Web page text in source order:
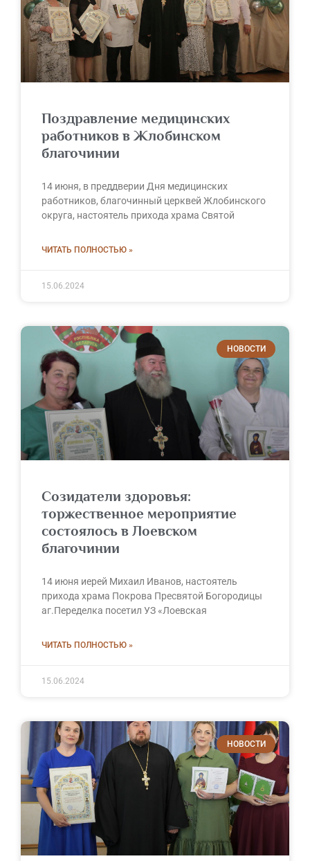
Поздравление медицинских
работников в Жлобинском
благочинии
14 июня, в преддверии Дня медицинских
работников, благочинный церквей Жлобинского
округа, настоятель прихода храма Святой
ЧИТАТЬ ПОЛНОСТЬЮ »
15.06.2024
НОВОСТИ
Созидатели здоровья:
торжественное мероприятие
состоялось в Лоевском
благочинии
14 июня иерей Михаил Иванов, настоятель
прихода храма Покрова Пресвятой Богородицы
аг.Переделка посетил УЗ «Лоевская
ЧИТАТЬ ПОЛНОСТЬЮ »
15.06.2024
НОВОСТИ